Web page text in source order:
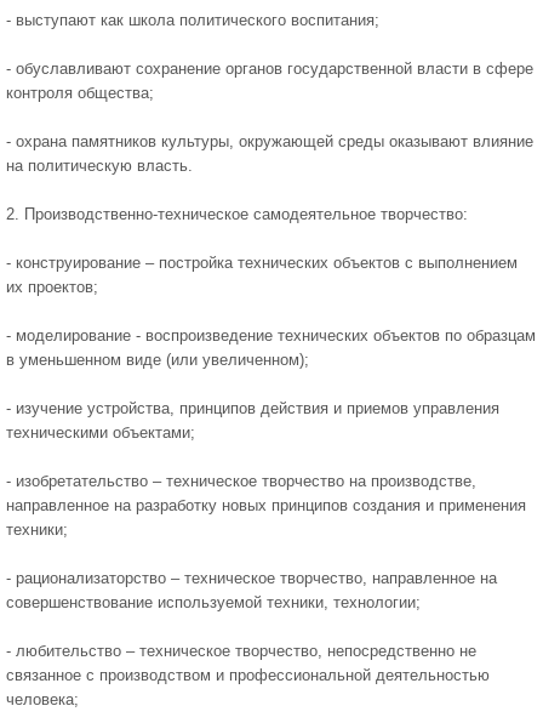
- выступают как школа политического воспитания;
- обуславливают сохранение органов государственной власти в сфере
контроля общества;
- охрана памятников культуры, окружающей среды оказывают влияние
на политическую власть.
2. Производственно-техническое самодеятельное творчество:
- конструирование – постройка технических объектов с выполнением
их проектов;
- моделирование - воспроизведение технических объектов по образцам
в уменьшенном виде (или увеличенном);
- изучение устройства, принципов действия и приемов управления
техническими объектами;
- изобретательство – техническое творчество на производстве,
направленное на разработку новых принципов создания и применения
техники;
- рационализаторство – техническое творчество, направленное на
совершенствование используемой техники, технологии;
- любительство – техническое творчество, непосредственно не
связанное с производством и профессиональной деятельностью
человека;